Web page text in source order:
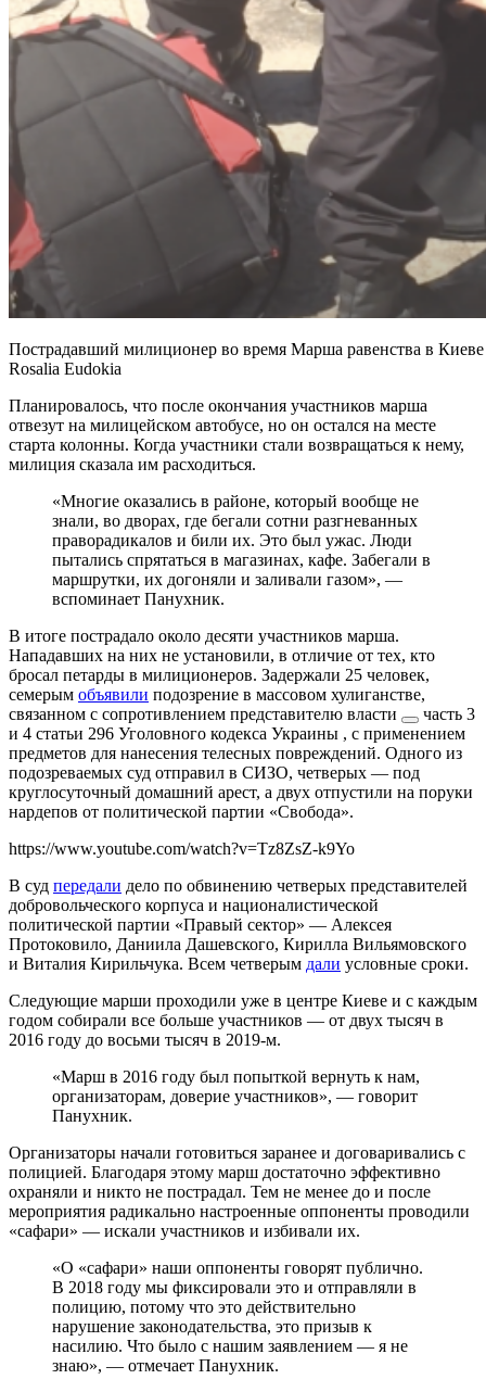
Пострадавший милиционер во время Марша равенства в
Rosalia Eudokia
Планировалось, что после окончания участников марша
отвезут на милицейском автобусе, но он остался на месте
старта колонны. Когда участники стали возвращаться к нему,
милиция сказала им расходиться.
«Многие оказались в районе, который вообще не
знали, во дворах, где бегали сотни разгневанных
праворадикалов и били их. Это был ужас. Люди
пытались спрятаться в магазинах, кафе. Забегали в
маршрутки, их догоняли и заливали газом», —
вспоминает Панухник.
В итоге пострадало около десяти участников марша.
Нападавших на них не установили, в отличие от тех, кто
бросал петарды в милиционеров. Задержали 25 человек,
семерым объявили подозрение в массовом хулиганстве,
связанном с сопротивлением представителю власти
часть 3
и 4 статьи 296 Уголовного кодекса Украины , с применением
предметов для нанесения телесных повреждений. Одного из
подозреваемых суд отправил в СИЗО, четверых — под
круглосуточный домашний арест, а двух отпустили на поруки
нардепов от политической партии «Свобода».
https://www.youtube.com/watch?v=Tz8ZsZ-k9Yo
В суд передали дело по обвинению четверых представителей
добровольческого корпуса и националистической
политической партии «Правый сектор» — Алексея
Протоковило, Даниила Дашевского, Кирилла Вильямовского
и Виталия Кирильчука. Всем четверым дали условные сроки.
Следующие марши проходили уже в центре Киеве и с каждым
годом собирали все больше участников — от двух тысяч в
2016 году до восьми тысяч в 2019-м.
«Марш в 2016 году был попыткой вернуть к нам,
организаторам, доверие участников», — говорит
Панухник.
Организаторы начали готовиться заранее и договаривались с
полицией. Благодаря этому марш достаточно эффективно
охраняли и никто не пострадал. Тем не менее до и после
мероприятия радикально настроенные оппоненты проводили
«сафари» — искали участников и избивали их.
«О «сафари» наши оппоненты говорят публично.
В 2018 году мы фиксировали это и отправляли в
полицию, потому что это действительно
нарушение законодательства, это призыв к
насилию. Что было с нашим заявлением — я не
знаю», — отмечает Панухник.